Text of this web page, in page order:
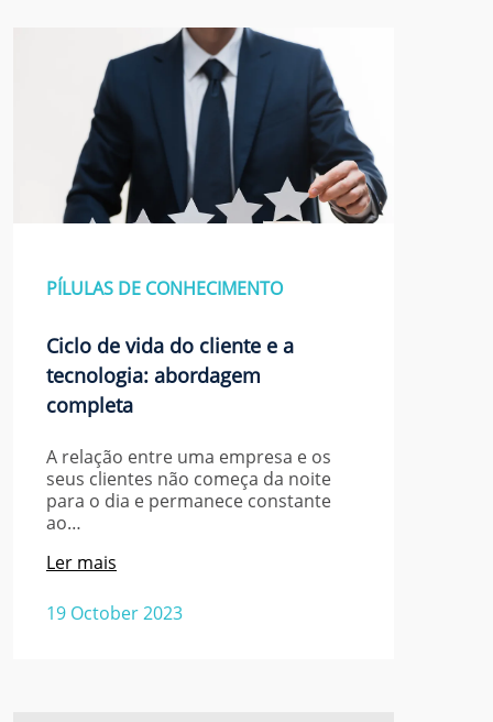
PÍLULAS DE CONHECIMENTO
Ciclo de vida do cliente e a
tecnologia: abordagem
completa
A relação entre uma empresa e os
seus clientes não começa da noite
para o dia e permanece constante
ao…
19 October 2023
Ler mais